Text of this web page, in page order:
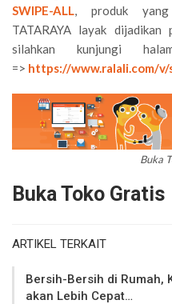
SWIPE-ALL, produk yang
TATARAYA layak
silahkan kunjungi
=> https://www.ralali.com/v/
Buka
Buka Toko Gratis
ARTIKEL TERKAIT
Bersih-Bersih di Rumah,
akan Lebih Cepat…